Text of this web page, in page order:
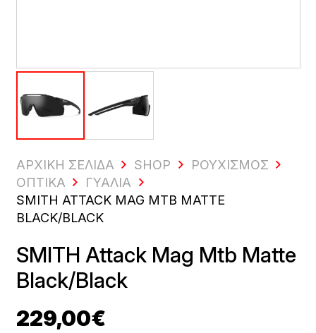
ΑΡΧΙΚΗ ΣΕΛΙΔΑ SHOP
ΡΟΥΧΙΣΜΌΣ
ΟΠΤΙΚΆ
ΓΥΑΛΙΆ
SMITH ATTACK MAG MTB MATTE
BLACK/BLACK
SMITH Attack Mag Mtb Matte
Black/Black
229,00€